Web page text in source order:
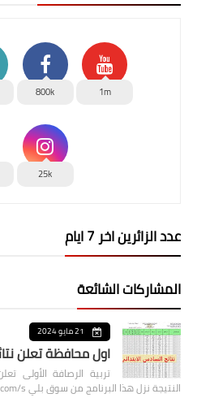
1m
800k
25k
عدد الزائرين اخر 7 ايام
المشاركات الشائعة
21 مايو 2024
اول محافظة تعلن
تربية الرصافة الأولى
النتيجة نزل هذا البرنامج من سوق بلي https://play.google.com/s…